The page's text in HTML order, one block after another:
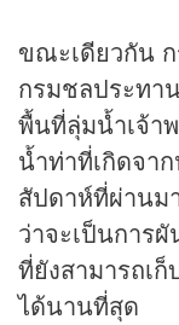
ขณะเดียวกัน
กรมชลประทา
พื้นที่ลุ่มน้ำเจ้า
น้ำท่าที่เกิดจา
สัปดาห์ที่ผ่านม
ว่าจะเป็นการ
ที่ยังสามารถเก็
ได้นานที่สุด